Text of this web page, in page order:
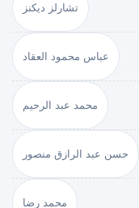
تشارلز ديكنز
عباس محمود العقاد
محمد عبد الرحيم
حسن عبد الرازق منصور
محمد رضا